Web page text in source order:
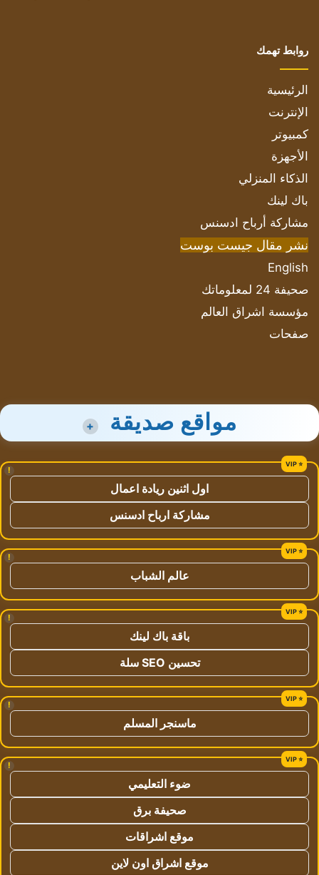
روابط تهمك
الرئيسية
الإنترنت
كمبيوتر
الأجهزة
الذكاء المنزلي
باك لينك
مشاركة أرباح ادسنس
نشر مقال جيست بوست
English
صحيفة 24 لمعلوماتك
مؤسسة اشراق العالم
صفحات
مواقع صديقة +
!
اول اثنين ريادة اعمال
مشاركة ارباح ادسنس
!
عالم الشباب
!
باقة باك لينك
تحسين SEO سلة
!
ماسنجر المسلم
!
ضوء التعليمي
صحيفة برق
موقع اشراقات
موقع اشراق اون لاين